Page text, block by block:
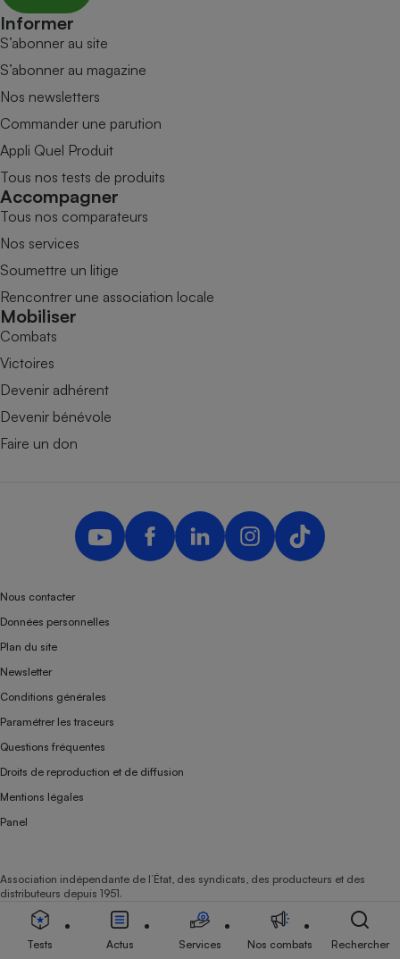
Informer
S’abonner au site
S’abonner au magazine
Nos newsletters
Commander une parution
Appli Quel Produit
Tous nos tests de produits
Accompagner
Tous nos comparateurs
Nos services
Soumettre un litige
Rencontrer une association locale
Mobiliser
Combats
Victoires
Devenir adhérent
Devenir bénévole
Faire un don
Nous contacter
Données personnelles
Plan du site
Newsletter
Conditions générales
Paramétrer les traceurs
Questions fréquentes
Droits de reproduction et de diffusion
Mentions légales
Panel
Association indépendante de l’État, des syndicats, des producteurs et des
distributeurs depuis 1951.
Tests Actus Services Nos combats Rechercher